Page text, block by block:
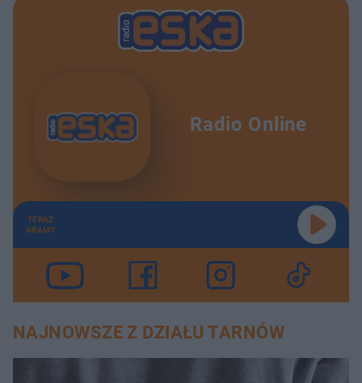
Radio Online
TERAZ
GRAMY
NAJNOWSZE Z DZIAŁU TARNÓW